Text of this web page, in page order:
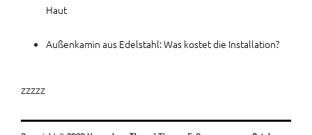
Haut
Außenkamin aus Edelstahl: Was kostet die Installation?
zzzzz